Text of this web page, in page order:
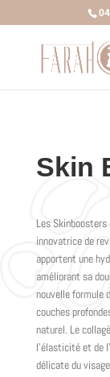
Skin
Les
innovatrice de
apportent une
améliorant sa
nouvelle formule
couches
naturel. Le
l’élasticité et de
délicate du